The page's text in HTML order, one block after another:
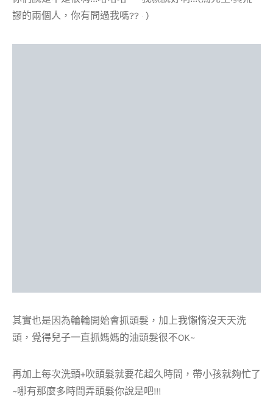
謬的兩個人，你有問過我嗎?? )
其實也是因為輪輪開始會抓頭髮，加上我懶惰沒天天洗
頭，覺得兒子一直抓媽媽的油頭髮很不OK~
再加上每次洗頭+吹頭髮就要花超久時間，帶小孩就夠忙了
~哪有那麼多時間弄頭髮你說是吧!!!